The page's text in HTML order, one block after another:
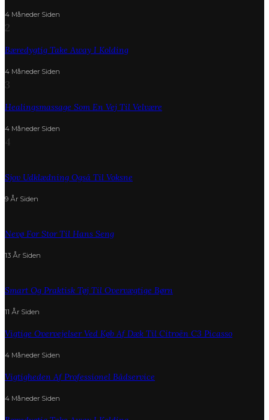
4 Måneder Siden
2
Bæredygtig Take Away I Kolding
4 Måneder Siden
3
Healingsmassage Som En Vej Til Velvære
4 Måneder Siden
4
Sjov Udklædning Også Til Voksne
9 År Siden
Nevø For Stor Til Hans Seng
13 År Siden
Smart Og Praktisk Tøj Til Overvægtige Børn
11 År Siden
Vigtige Overvejelser Ved Køb Af Dæk Til Citroën C3 Picasso
4 Måneder Siden
Vigtigheden Af Professionel Bådservice
4 Måneder Siden